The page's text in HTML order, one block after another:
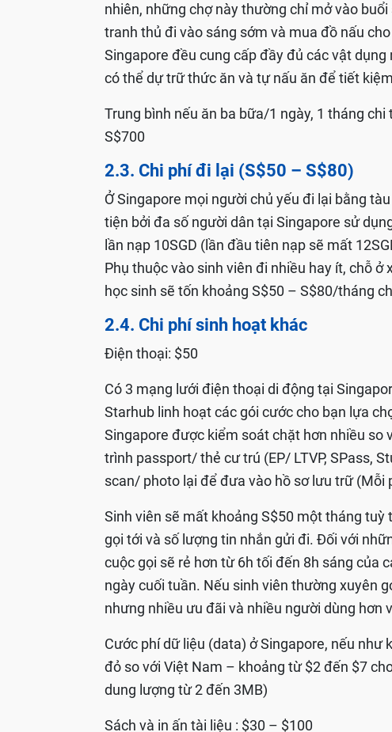
nhiên, những chợ này thường chỉ mở vào
tranh thủ đi vào sáng sớm và mua đồ nấu
Singapore đều cung cấp đầy đủ các vật
có thể dự trữ thức ăn và tự nấu ăn để tiết
Trung bình nếu ăn ba bữa/1 ngày, 1 tháng
S$700
2.3. Chi phí đi lại (S$50 – S$80)
Ở Singapore mọi người chủ yếu đi lại bằng
tiện bởi đa số người dân tại Singapore sử
lần nạp 10SGD (lần đầu tiên nạp sẽ mất
Phụ thuộc vào sinh viên đi nhiều hay ít, chỗ
học sinh sẽ tốn khoảng S$50 – S$80/tháng
2.4. Chi phí sinh hoạt khác
Điện thoại: $50
Có 3 mạng lưới điện thoại di động tại
Starhub linh hoạt các gói cước cho bạn lựa
Singapore được kiểm soát chặt hơn nhiều so
trình passport/ thẻ cư trú (EP/ LTVP, SPass,
scan/ photo lại để đưa vào hồ sơ lưu trữ
Sinh viên sẽ mất khoảng S$50 một tháng
gọi tới và số lượng tin nhắn gửi đi. Đối với
cuộc gọi sẽ rẻ hơn từ 6h tối đến 8h sáng của
ngày cuối tuần. Nếu sinh viên thường xuyên
nhưng nhiều ưu đãi và nhiều người dùng hơn
Cước phí dữ liệu (data) ở Singapore, nếu
đỏ so với Việt Nam – khoảng từ $2 đến $7
dung lượng từ 2 đến 3MB)
Sách và in ấn tài liệu : $30 – $100